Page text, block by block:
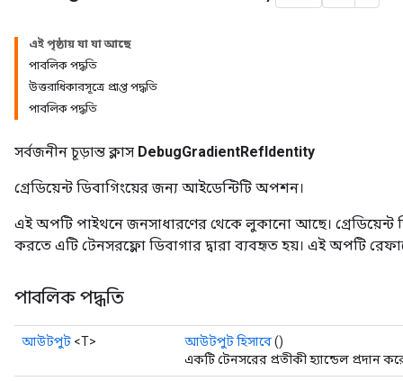
এই পৃষ্ঠায় যা যা আছে
পাবলিক পদ্ধতি
উত্তরাধিকারসূত্রে প্রাপ্ত পদ্ধতি
পাবলিক পদ্ধতি
সর্বজনীন চূড়ান্ত ক্লাস DebugGradientRefIdentity
গ্রেডিয়েন্ট ডিবাগিংয়ের জন্য আইডেন্টিটি অপশন।
এই অপটি পাইথনে জনসাধারণের থেকে লুকানো আছে। গ্রেডিয়েন্ট
করতে এটি টেনসরফ্লো ডিবাগার দ্বারা ব্যবহৃত হয়। এই অপটি
পাবলিক পদ্ধতি
আউটপুট <T> আউটপুট হিসাবে()
একটি টেনসরের প্রতীকী হ্যান্ডেল প্রদান